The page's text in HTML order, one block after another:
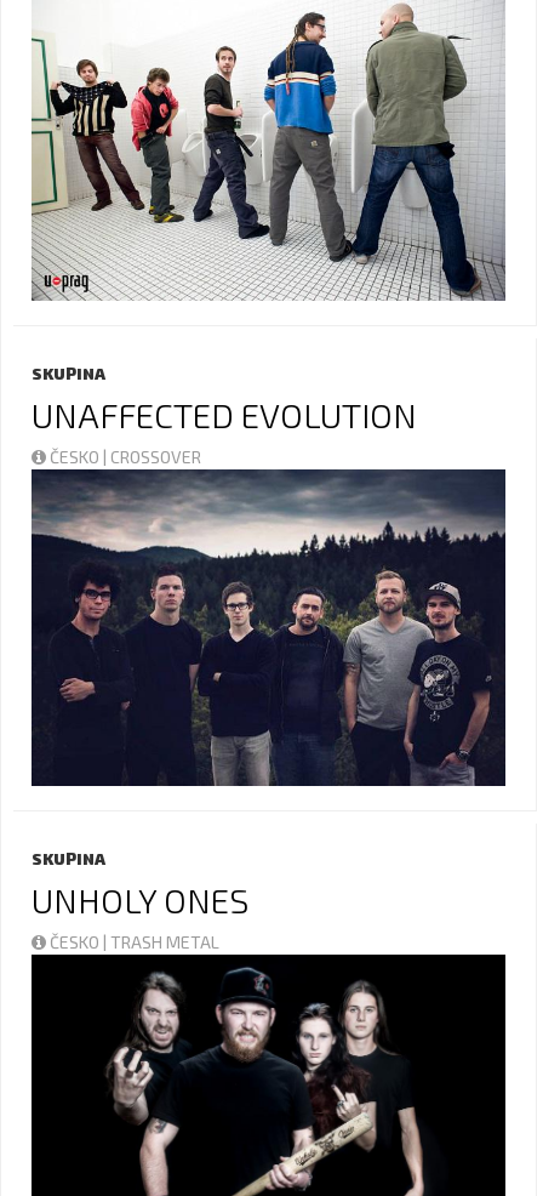
SKUPINA
UNAFFECTED EVOLUTION
ČESKO | CROSSOVER
SKUPINA
UNHOLY ONES
ČESKO | TRASH METAL